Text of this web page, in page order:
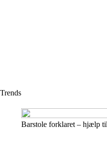
Trends
Barstole forklaret – hjælp